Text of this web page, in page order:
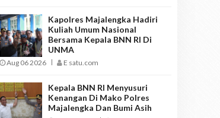
Kapolres Majalengka Hadiri
Kuliah Umum Nasional
Bersama Kepala BNN RI Di
UNMA
Aug 06 2026 E satu.com
Kepala BNN RI Menyusuri
Kenangan Di Mako Polres
Majalengka Dan Bumi Asih